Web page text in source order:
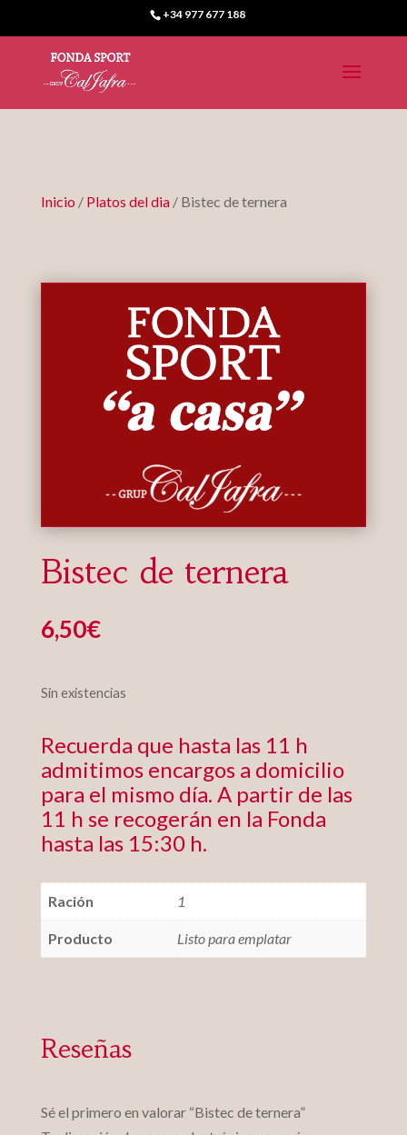
+34 977 677 188
Inicio / Platos del dia/ Bistec de ternera
Bistec de ternera
6,50€
Sin existencias
Recuerda que hasta las 11 h
admitimos encargos a domicilio
para el mismo día. A partir de las
11 h se recogerán en la Fonda
hasta las 15:30 h.
Ración 1
Producto Listo para emplatar
Reseñas
Sé el primero en valorar “Bistec de ternera”